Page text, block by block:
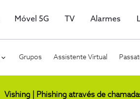
Móvel 5G TV Alarmes
Grupos Assistente Virtual
Vishing | Phishing através de